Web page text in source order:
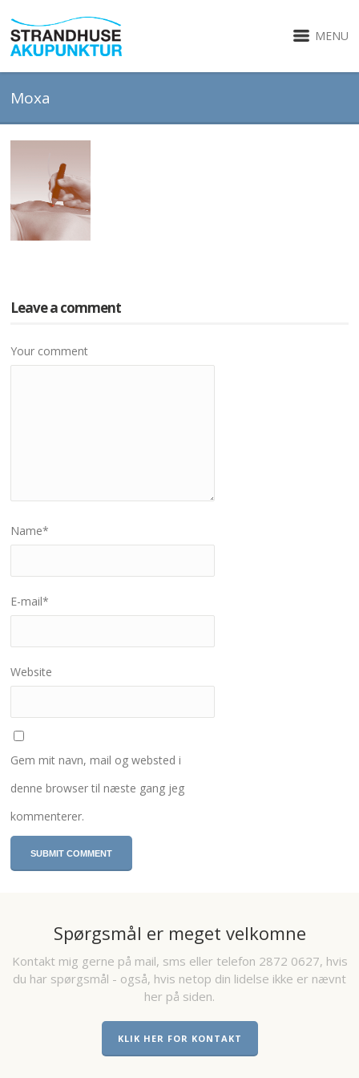
MENU
Moxa
Leave a comment
Your comment
Name*
E-mail*
Website
Gem mit navn, mail og websted i
denne browser til næste gang jeg
kommenterer.
Spørgsmål er meget velkomne
Kontakt mig gerne på mail, sms eller telefon 2872 0627, hvis
du har spørgsmål - også, hvis netop din lidelse ikke er nævnt
her på siden.
KLIK HER FOR KONTAKT